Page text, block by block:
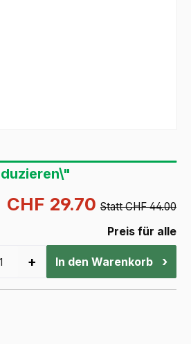
CHF 29.70 Statt CHF 44.00
Preis für alle
+ In den Warenkorb ›